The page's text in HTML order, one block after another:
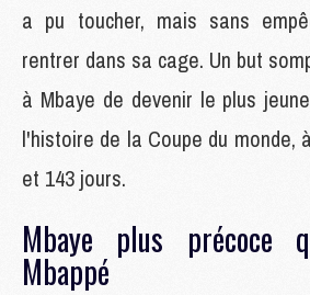
a pu toucher, mais sans
rentrer dans sa cage. Un but
à Mbaye de devenir le plus
l'histoire de la Coupe du monde,
et 143 jours.
Mbaye plus précoce
Mbappé